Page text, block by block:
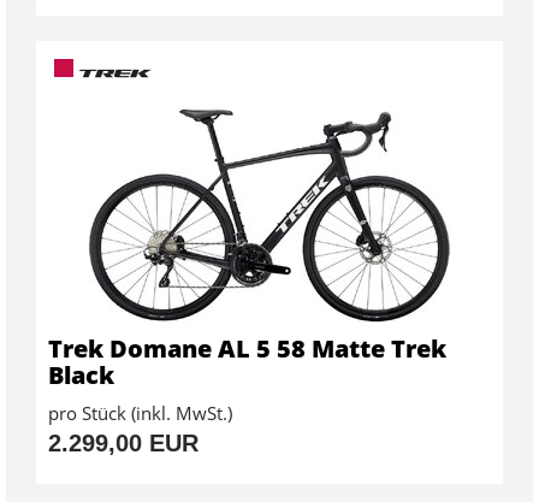
Trek Domane AL 5 58 Matte Trek
Black
pro Stück (inkl. MwSt.)
2.299,00 EUR